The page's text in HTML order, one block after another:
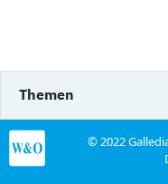
Themen
© 2022